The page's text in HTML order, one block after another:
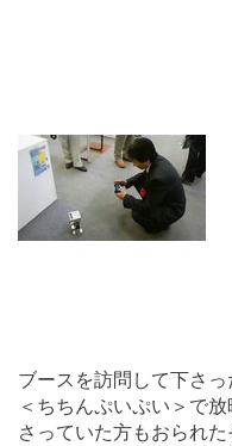
ブースを訪問して下さ
＜ちちんぷいぷい＞で放
さっていた方もおられた